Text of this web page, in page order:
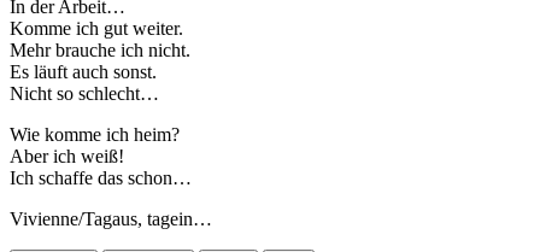
In der Arbeit…
Komme ich gut weiter.
Mehr brauche ich nicht.
Es läuft auch sonst.
Nicht so schlecht…
Wie komme ich heim?
Aber ich weiß!
Ich schaffe das schon…
Vivienne/Tagaus, tagein…